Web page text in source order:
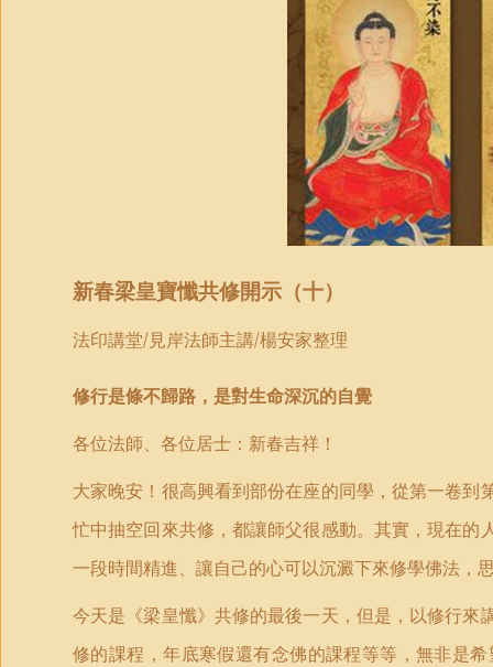
新春梁皇寶懺共修開示（十）
法印講堂/見岸法師主講/楊安家整理
修行是條不歸路，是對生命深沉的自覺
各位法師、各位居士：新春吉祥！
大家晚安！很高興看到部份在座的同學，從第一卷
忙中抽空回來共修，都讓師父很感動。其實，現在
一段時間精進、讓自己的心可以沉澱下來修學佛法，
今天是《梁皇懺》共修的最後一天，但是，以修行
修的課程，年底寒假還有念佛的課程等等，無非是